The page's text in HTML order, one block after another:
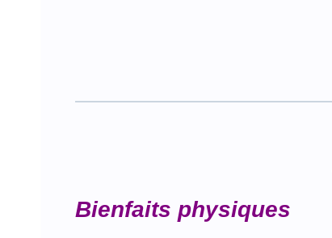
Bienfaits physiques